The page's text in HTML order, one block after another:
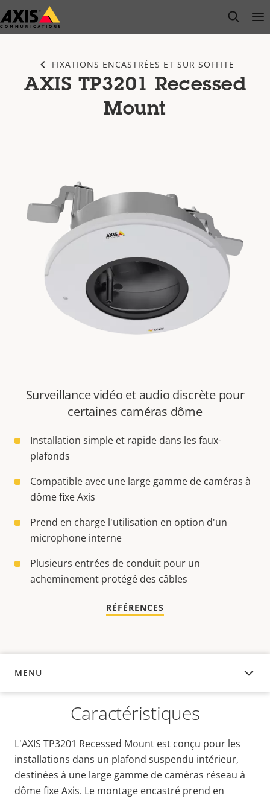
Passer
au
open
FIXATIONS ENCASTRÉES ET SUR SOFFITE
AXIS TP3201 Recessed
Mount
Surveillance vidéo et audio discrète pour
certaines caméras dôme
Installation simple et rapide dans les faux-
plafonds
Compatible avec une large gamme de caméras à
dôme fixe Axis
Prend en charge l'utilisation en option d'un
microphone interne
Plusieurs entrées de conduit pour un
acheminement protégé des câbles
RÉFÉRENCES
MENU
APERÇU
Caractéristiques
L'AXIS TP3201 Recessed Mount est conçu pour les
installations dans un plafond suspendu intérieur,
destinées à une large gamme de caméras réseau à
dôme fixe Axis. Le montage encastré prend en